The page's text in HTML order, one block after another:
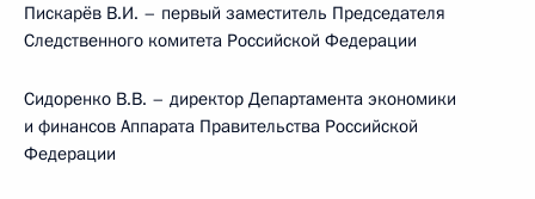
Пискарёв В.И. – первый заместитель Председателя
Следственного комитета Российской Федерации
Сидоренко В.В. – директор Департамента экономики
и финансов Аппарата Правительства Российской
Федерации